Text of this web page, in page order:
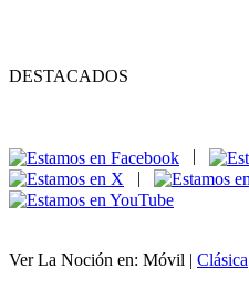
DESTACADOS
|
Ver La Noción en: Móvil | Clásica